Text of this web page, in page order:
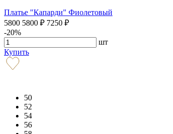
Платье "Капарди" Фиолетовый
5800 5800 ₽ 7250 ₽
-20%
шт
Купить
50
52
54
56